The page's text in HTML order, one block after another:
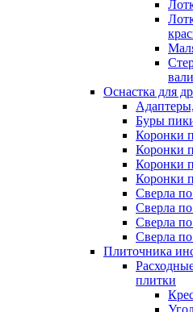
Оснастка для
Буры
Коронки
Коронки
Коронки
Коронки
Сверла
Сверла
Сверла
Сверла
Плиточника
плитки